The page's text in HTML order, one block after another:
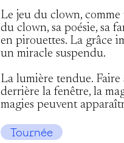
Le jeu du clown, comme
du clown, sa poésie, sa
en pirouettes. La grâce
un miracle suspendu.
La lumière tendue.
derrière la fenêtre, la
magies peuvent
Tournée